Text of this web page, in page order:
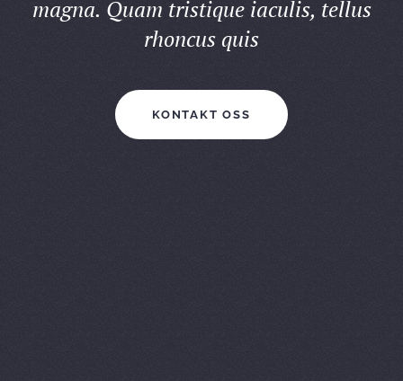
magna. Quam tristique iaculis, tellus
rhoncus quis
KONTAKT OSS